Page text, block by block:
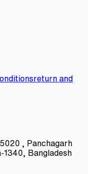
return and
, Panchagarh
1340, Bangladesh